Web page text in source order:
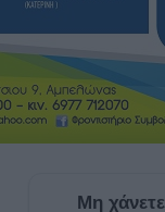
Μη